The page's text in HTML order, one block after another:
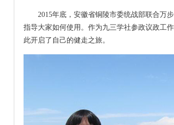
2015年底，安徽省铜陵市委统战部联合万
指导大家如何使用。作为九三学社参政议政工
此开启了自己的健走之旅。